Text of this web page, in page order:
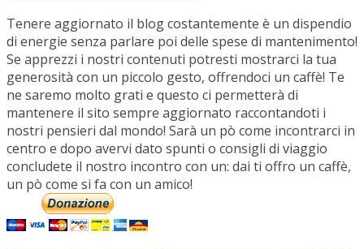
Tenere aggiornato il blog costantemente è un dispendio
di energie senza parlare poi delle spese di mantenimento!
Se apprezzi i nostri contenuti potresti mostrarci la tua
generosità con un piccolo gesto, offrendoci un caffè! Te
ne saremo molto grati e questo ci permetterà di
mantenere il sito sempre aggiornato raccontandoti i
nostri pensieri dal mondo! Sarà un pò come incontrarci in
centro e dopo avervi dato spunti o consigli di viaggio
concludete il nostro incontro con un: dai ti offro un caffè,
un pò come si fa con un amico!